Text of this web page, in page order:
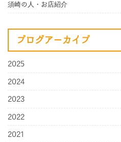
須崎の人・お店紹介
ブログアーカイブ
2025
2024
2023
2022
2021